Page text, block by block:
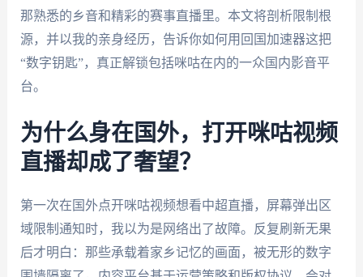
那熟悉的乡音和精彩的赛事直播里。本文将剖析限制根
源，并以我的亲身经历，告诉你如何用回国加速器这把
“数字钥匙”，真正解锁包括咪咕在内的一众国内影音平
台。
为什么身在国外，打开咪咕视频
直播却成了奢望？
第一次在国外点开咪咕视频想看中超直播，屏幕弹出区
域限制通知时，我以为是网络出了故障。反复刷新无果
后才明白：那些承载着家乡记忆的画面，被无形的数字